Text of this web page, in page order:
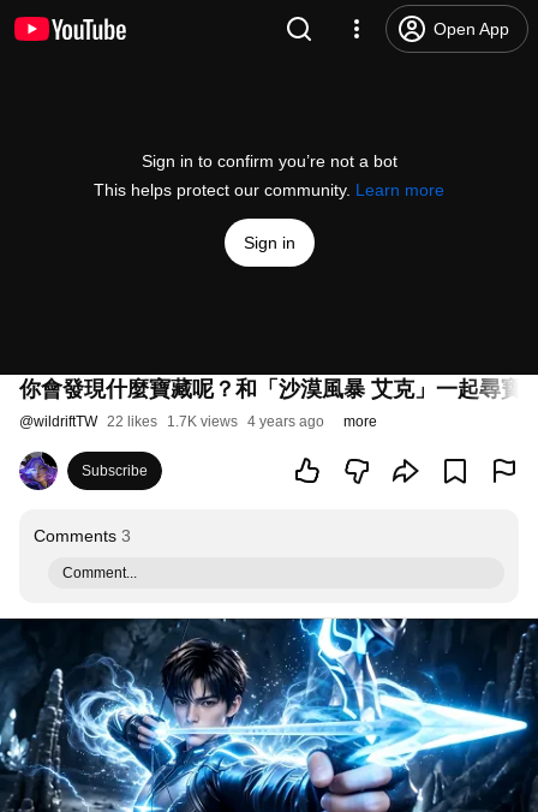
Open App
Sign in to confirm you’re not a bot
This helps protect our community. Learn more
Sign in
你會發現什麼寶藏呢？和「沙漠風暴 艾克」一起尋寶
@wildriftTW 22 likes 1.7K views 4 years ago more
Subscribe
Comments 3
Comment...